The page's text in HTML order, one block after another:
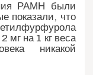
РАМН были
показали, что
мг на 1 кг веса
никакой